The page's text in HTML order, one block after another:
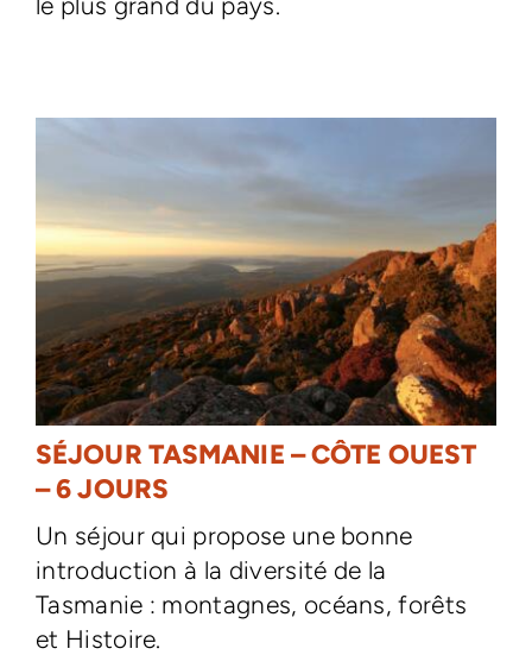
SÉJOUR TASMANIE – CÔTE OUEST
– 6 JOURS
Un séjour qui propose une bonne
introduction à la diversité de la
Tasmanie : montagnes, océans, forêts
et Histoire.